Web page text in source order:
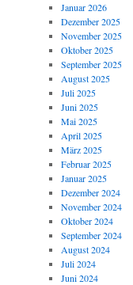
Januar 2026
Dezember 2025
November 2025
Oktober 2025
September 2025
August 2025
Juli 2025
Juni 2025
Mai 2025
April 2025
März 2025
Februar 2025
Januar 2025
Dezember 2024
November 2024
Oktober 2024
September 2024
August 2024
Juli 2024
Juni 2024